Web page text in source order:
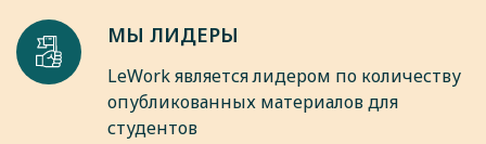
МЫ ЛИДЕРЫ
LeWork является лидером по количеству
опубликованных материалов для
студентов